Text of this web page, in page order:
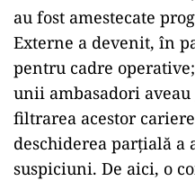
au fost amestecate
Externe a devenit, în
pentru cadre
unii ambasadori aveau
filtrarea acestor
deschiderea parțială
suspiciuni. De aici, o